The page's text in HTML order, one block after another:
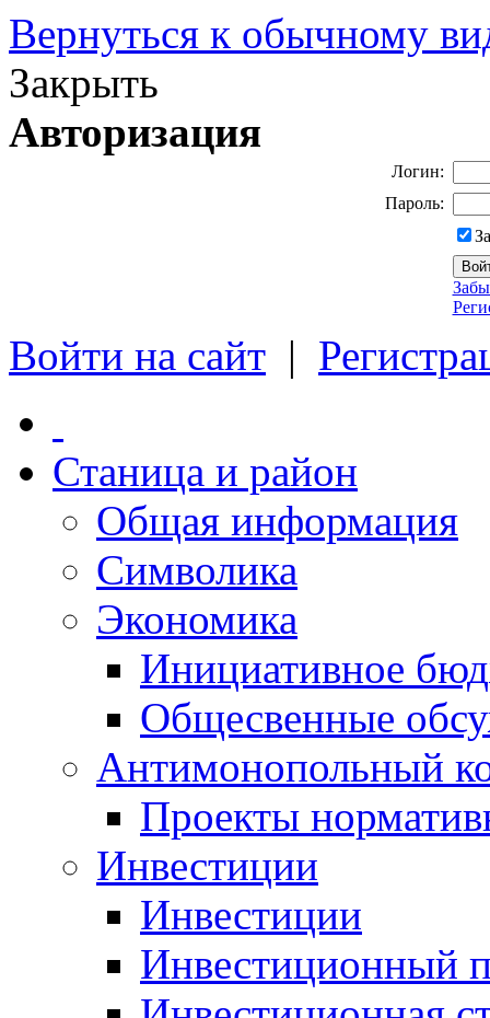
Вернуться к обычному
Закрыть
Авторизация
Логин:
Пароль:
Войти на сайт |
Станица и район
Общая информация
Символика
Экономика
Инициативное
Общесвенные
Антимонопольный
Проекты
Инвестиции
Инвестиции
Инвестиционный